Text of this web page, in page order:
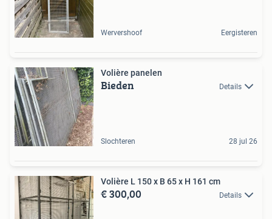
Wervershoof Eergisteren
Volière panelen
Bieden Details
Slochteren 28 jul 26
Volière L 150 x B 65 x H 161 cm
€ 300,00 Details